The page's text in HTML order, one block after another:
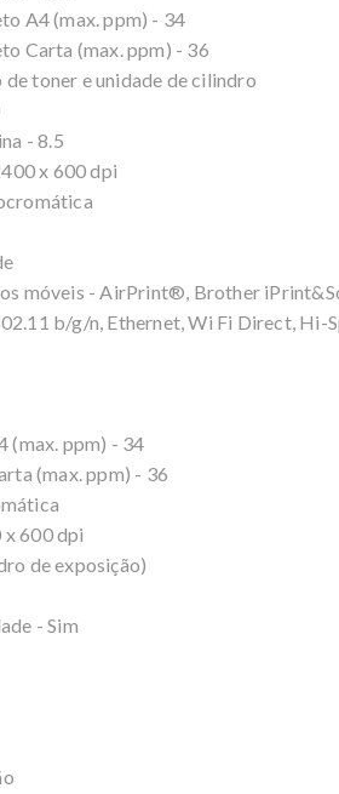
A4 (max. ppm) - 34
Carta (max. ppm) - 36
toner e unidade de cilindro
- 8.5
x 600 dpi
móveis - AirPrint®, Brother
b/g/n, Ethernet, Wi Fi Direct, Hi-
(max. ppm) - 34
(max. ppm) - 36
600 dpi
de exposição)
- Sim